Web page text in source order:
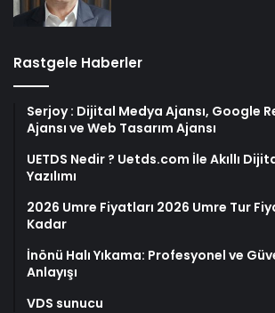
Rastgele Haberler
Serjoy : Dijital Medya Ajansı, Google
Ajansı ve Web Tasarım Ajansı
UETDS Nedir ? Uetds.com İle Akıllı
Yazılımı
2026 Umre Fiyatları 2026 Umre Tur
Kadar
İnönü Halı Yıkama: Profesyonel ve
Anlayışı
VDS sunucu